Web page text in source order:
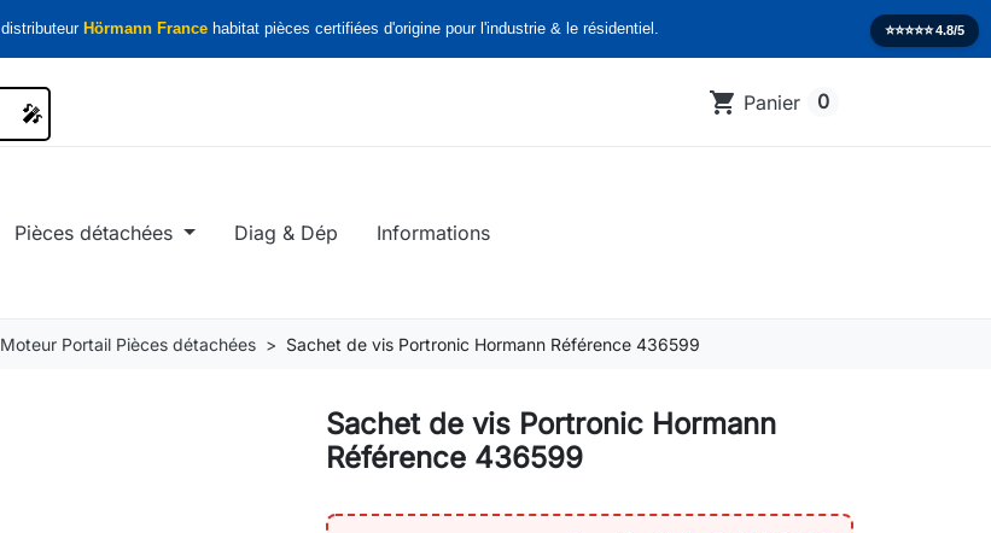
distributeur Hörmann France habitat pièces certifiées d'origine pour l'industrie & le résidentiel. ⭐️⭐️⭐️⭐️⭐️4.8/5
🎤
🎤 shopping_cart Panier 0
Pièces détachées Diag & Dép Informations
Moteur Portail Pièces détachées Sachet de vis Portronic Hormann Référence 436599
Sachet de vis Portronic Hormann
Référence 436599